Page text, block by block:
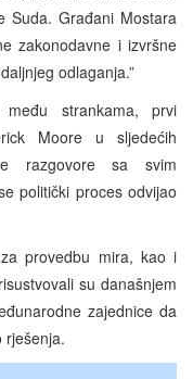
Suda. Građani Mostara
zakonodavne i izvršne
odlaganja.”
strankama, prvi
Moore u sljedećih
razgovore sa svim
politički proces odvijao
provedbu mira, kao i
su današnjem
zajednice da
rješenja.